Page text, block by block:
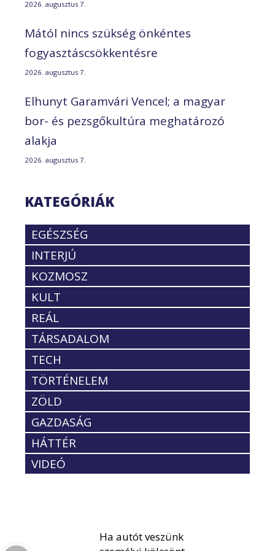
2026. augusztus 7.
Mától nincs szükség önkéntes
fogyasztáscsökkentésre
2026. augusztus 7.
Elhunyt Garamvári Vencel; a magyar
bor- és pezsgőkultúra meghatározó
alakja
2026. augusztus 7.
KATEGÓRIÁK
EGÉSZSÉG
INTERJÚ
KOZMOSZ
KULT
REÁL
TÁRSADALOM
TECH
TÖRTÉNELEM
ZÖLD
GAZDASÁG
HÁTTÉR
VIDEÓ
Ha autót veszünk